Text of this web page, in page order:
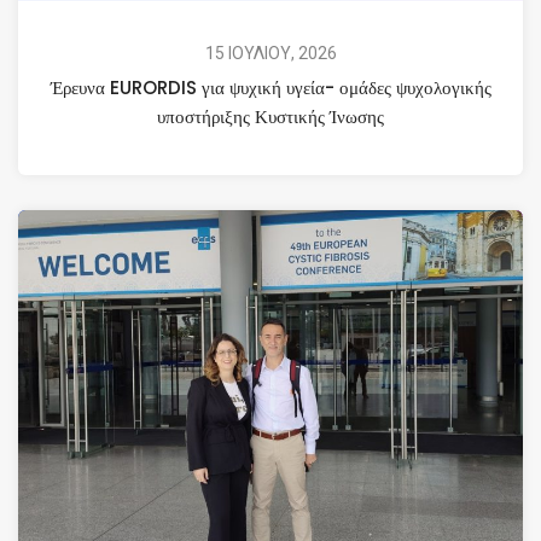
15 ΙΟΥΛΙΟΥ, 2026
Έρευνα EURORDIS για ψυχική υγεία- ομάδες ψυχολογικής
υποστήριξης Κυστικής Ίνωσης